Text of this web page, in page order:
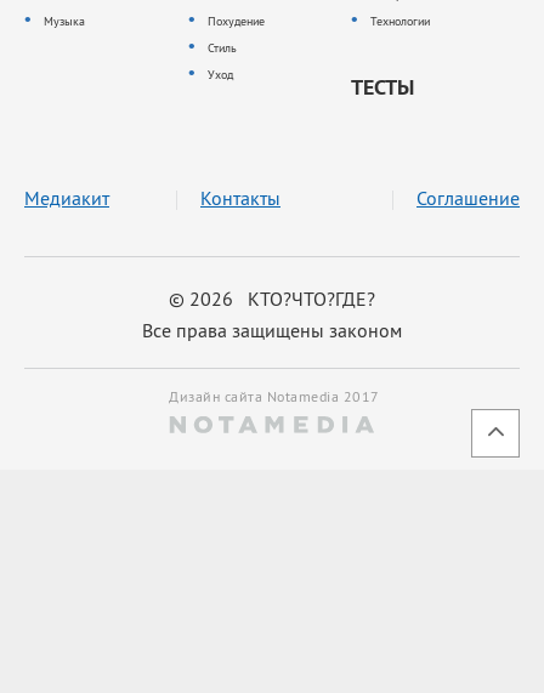
Музыка
Похудение
Стиль
Уход
Технологии
ТЕСТЫ
© 2026 КТО?ЧТО?ГДЕ?
Все права защищены законом
Медиакит Контакты Соглашение
Дизайн сайта Notamedia 2017